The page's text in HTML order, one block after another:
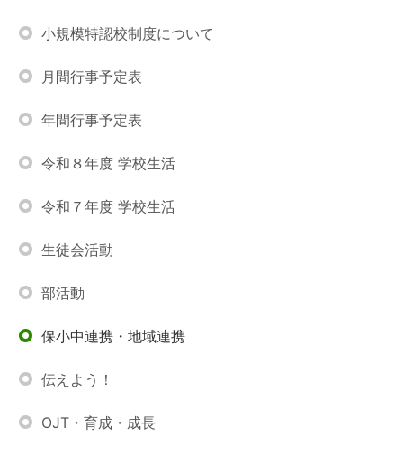
小規模特認校制度について
月間行事予定表
年間行事予定表
令和８年度 学校生活
令和７年度 学校生活
生徒会活動
部活動
保小中連携・地域連携
伝えよう！
OJT・育成・成長